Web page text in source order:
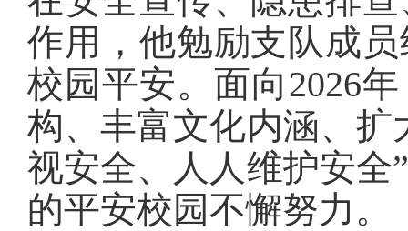
作用，他勉励支队成
校园平安。面向2026年
构、丰富文化内涵、扩
视安全、人人维护安全
的平安校园不懈努力。